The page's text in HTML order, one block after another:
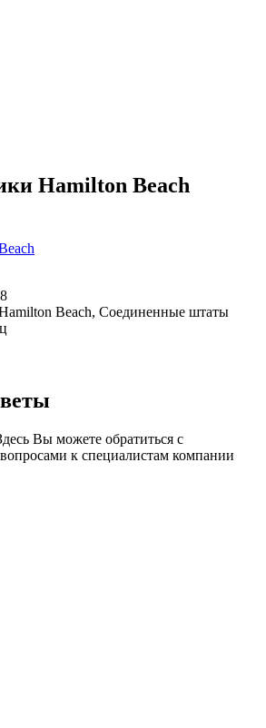
Hamilton Beach
Beach, Соединенные штаты
Вы можете обратиться с
к специалистам компании